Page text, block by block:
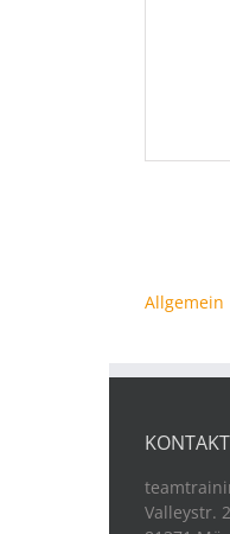
Allgemein
KONTAKT
Valleystr.